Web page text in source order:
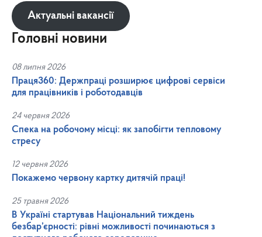
Актуальні вакансії
Головні новини
08 липня 2026
Праця360: Держпраці розширює цифрові сервіси
для працівників і роботодавців
24 червня 2026
Спека на робочому місці: як запобігти тепловому
стресу
12 червня 2026
Покажемо червону картку дитячій праці!
25 травня 2026
В Україні стартував Національний тиждень
безбар’єрності: рівні можливості починаються з